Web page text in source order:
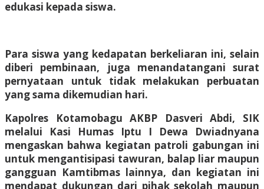
edukasi kepada siswa.
Para siswa yang kedapatan berkeliaran ini, selain
diberi pembinaan, juga menandatangani surat
pernyataan untuk tidak melakukan perbuatan
yang sama dikemudian hari.
Kapolres Kotamobagu AKBP Dasveri Abdi, SIK
melalui Kasi Humas Iptu I Dewa Dwiadnyana
mengaskan bahwa kegiatan patroli gabungan ini
untuk mengantisipasi tawuran, balap liar maupun
gangguan Kamtibmas lainnya, dan kegiatan ini
mendapat dukungan dari pihak sekolah maupun